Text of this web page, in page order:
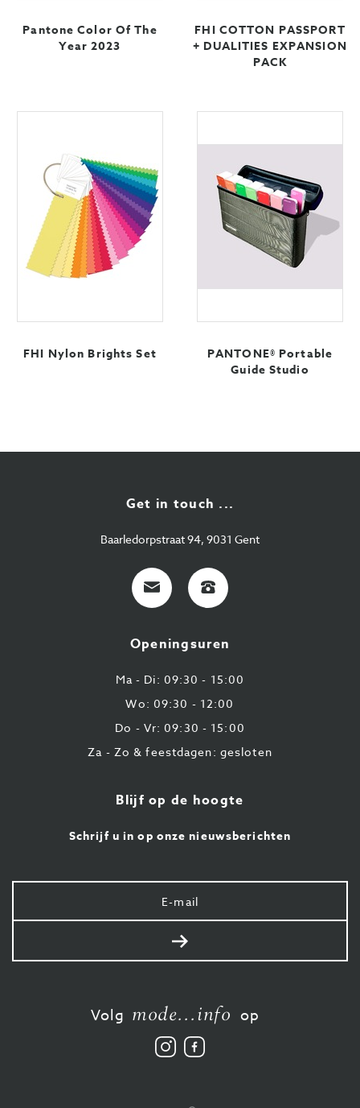
Pantone Color Of The
Year 2023
FHI COTTON PASSPORT
+ DUALITIES EXPANSION
PACK
FHI Nylon Brights Set
PANTONE® Portable
Guide Studio
Get in touch ...
Baarledorpstraat 94, 9031 Gent
E-
mail
+32
9
43
87
Openingsuren
Ma - Di: 09:30 - 15:00
Wo: 09:30 - 12:00
Do - Vr: 09:30 - 15:00
Za - Zo & feestdagen: gesloten
Blijf op de hoogte
Schrijf u in op onze nieuwsberichten
Uw
e-
mail
Verstuur
Volg mode...info op
Volg
ons
Vind
ons